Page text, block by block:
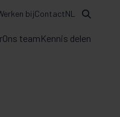
Ons teamKennis delen
bijContactNL